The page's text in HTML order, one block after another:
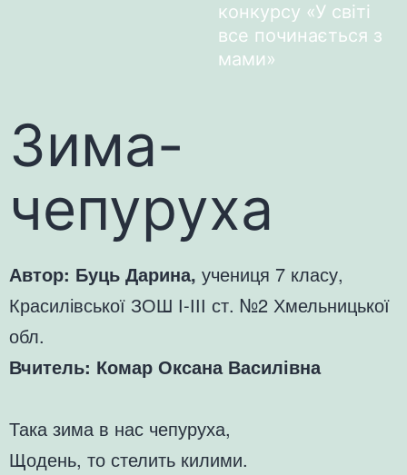
конкурсу «У світі
все починається з
мами»
Зима-
чепуруха
Автор: Буць Дарина, учениця 7 класу,
Красилівської ЗОШ І-ІІІ ст. №2 Хмельницької
обл.
Вчитель: Комар Оксана Василівна
Така зима в нас чепуруха,
Щодень, то стелить килими.